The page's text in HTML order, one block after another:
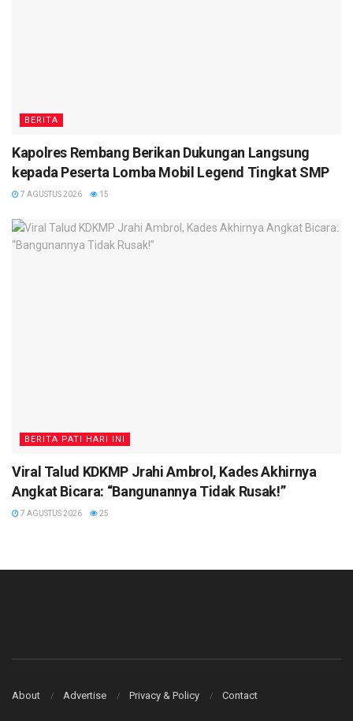
BERITA
Kapolres Rembang Berikan Dukungan Langsung
kepada Peserta Lomba Mobil Legend Tingkat SMP
7 AGUSTUS 2026 15
BERITA PATI HARI INI
Viral Talud KDKMP Jrahi Ambrol, Kades Akhirnya
Angkat Bicara: “Bangunannya Tidak Rusak!”
7 AGUSTUS 2026 25
About Advertise Privacy & Policy Contact